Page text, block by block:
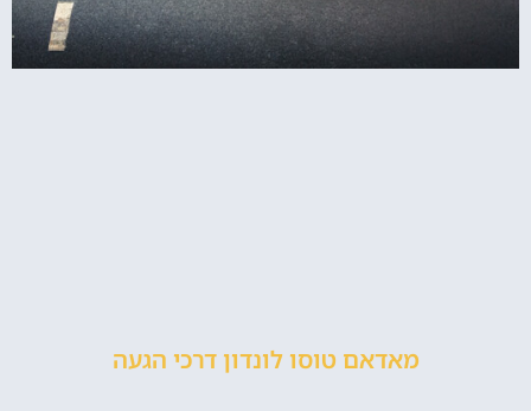
מאדאם טוסו לונדון דרכי הגעה